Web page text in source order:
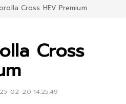
Cross HEV Premium
Cross
02-20 14:25:49